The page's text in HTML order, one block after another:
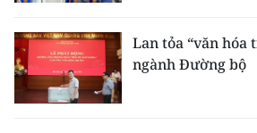
Lan tỏa “văn hóa
ngành Đường bộ